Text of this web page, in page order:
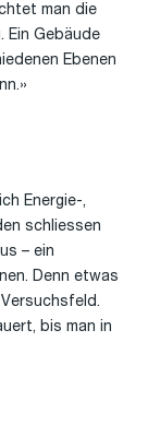
man die
Ein Gebäude
Ebenen
Energie-,
schliessen
– ein
Denn etwas
bis man in